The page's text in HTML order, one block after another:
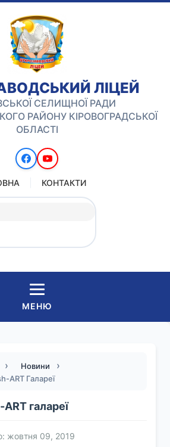
ЛІЦЕЙ
СЕЛИЩНОЇ РАДИ
РАЙОНУ КІРОВОГРАДСЬКОЇ
ОБЛАСТІ
КОНТАКТИ
МЕНЮ
Новини
ART Галареї
галареї
жовтня 09, 2019